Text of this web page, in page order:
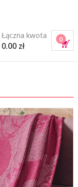
0
Łączna kwota
0.00 zł